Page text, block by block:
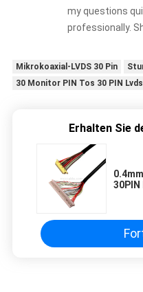
my questions
professionally.
Mikrokoaxial-LVDS 30 Pin
30 Monitor PIN Tos 30 PIN
Erhalten Sie
30PIN